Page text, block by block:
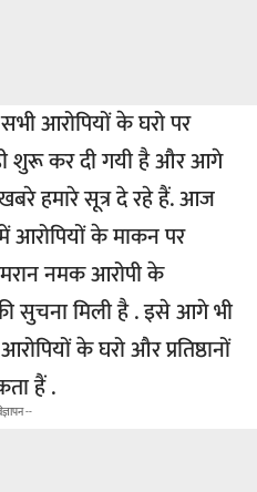
आरोपियों के घरो पर
शुरू कर दी गयी है और आगे
हमारे सूत्र दे रहे हैं. आज
आरोपियों के माकन पर
नमक आरोपी के
की सुचना मिली है . इसे आगे भी
के घरो और प्रतिष्ठानों
हैं .
--